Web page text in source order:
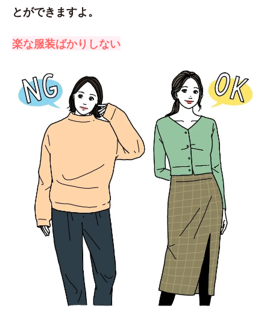
とができますよ。
楽な服装ばかりしない